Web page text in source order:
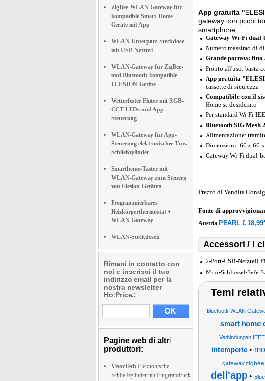
ZigBee-WLAN-Gateway für
kompatible Smart-Home-
Geräte mit App
WLAN-Unterputz-Steckdose
mit USB-Netzteil
WLAN-Gateway für ZigBee-
und Bluetooth-kompatible
ELESION-Geräte
Wetterfester Fluter mit RGB-
CCT-LEDs und App-
Steuerung
WLAN-Gateway für App-
Steuerung elektronischer Tür-
Schließzylinder
Smarthome-Taster mit
WLAN-Gateway zum Steuern
von Elesion-Geräten
Programmierbares
Heizkörperthermostat +
WLAN-Gateway
WLAN-Steckdosen
Rimani in contatto con
noi e inserisci il tuo
indirizzo email per la
nostra newsletter
HotPrice.:
Pagine web di altri
produttori:
VisorTech Elektronische
Schließzylinder mit Fingerabdruck
App gratuita
gateway con pochi
smartphone.
Gateway Wi-Fi
Numero massimo di
Grande portata: fino
Pronto all'uso: basta
App gratuita
cassette di sicurezza
Compatibile con il
Home se desiderato
Per standard Wi-Fi
Bluetooth SIG Mesh
Alimentazione:
Dimensioni: 66 x 66 x
Gateway Wi-Fi dual-
Prezzo di Vendita
Fonte di
Austria PEARL € 18,99*
Accessori / I
2-Port-USB-Netzteil
Mini-Schlüssel-Safe
Temi
Bluetooth-WLAN-
smart home
Verbindungen
intemperie•
gateway
dell'app •